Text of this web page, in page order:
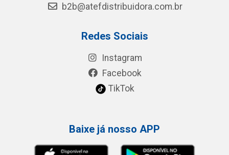
b2b@atefdistribuidora.com.br
Redes Sociais
Instagram
Facebook
TikTok
Baixe já nosso APP